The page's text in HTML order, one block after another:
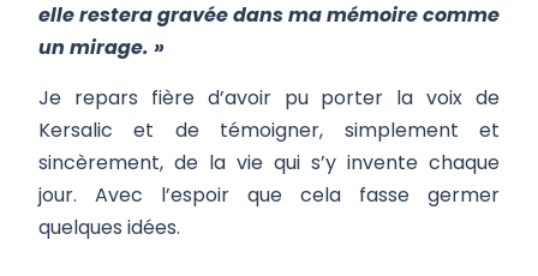
elle restera gravée dans ma mémoire comme
un mirage. »
Je repars fière d’avoir pu porter la voix de
Kersalic et de témoigner, simplement et
sincèrement, de la vie qui s’y invente chaque
jour. Avec l’espoir que cela fasse germer
quelques idées.